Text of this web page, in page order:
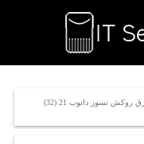
/ لوله برق روکش نسوز دانوب 21 (32)